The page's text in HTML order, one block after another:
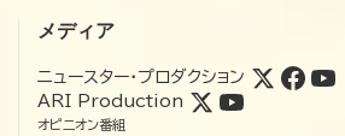
メディア
ニュースター・プロダクション
ARI Production
オピニオン番組